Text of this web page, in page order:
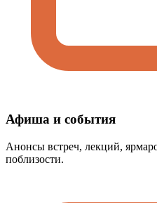
Афиша и события
Анонсы встреч, лекций,
поблизости.